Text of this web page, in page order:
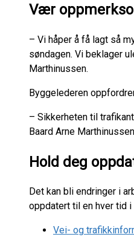
Vær
– Vi håper å få lagt så
søndagen. Vi beklager
Marthinussen.
Byggelederen
– Sikkerheten til
Baard Arne
Hold deg
Det kan bli endringer i
oppdatert til en hver tid i
Vei- og